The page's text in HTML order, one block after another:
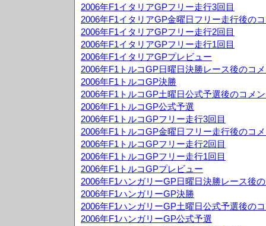
2006年F1イタリアGPフリー走行3回目
2006年F1イタリアGP金曜日フリー走行後の
2006年F1イタリアGPフリー走行2回目
2006年F1イタリアGPフリー走行1回目
2006年F1イタリアGPプレビュー
2006年F1トルコGP日曜日決勝レース後のコ
2006年F1トルコGP決勝
2006年F1トルコGP土曜日公式予選後のコメ
2006年F1トルコGP公式予選
2006年F1トルコGPフリー走行3回目
2006年F1トルコGP金曜日フリー走行後のコ
2006年F1トルコGPフリー走行2回目
2006年F1トルコGPフリー走行1回目
2006年F1トルコGPプレビュー
2006年F1ハンガリーGP日曜日決勝レース後
2006年F1ハンガリーGP決勝
2006年F1ハンガリーGP土曜日公式予選後の
2006年F1ハンガリーGP公式予選